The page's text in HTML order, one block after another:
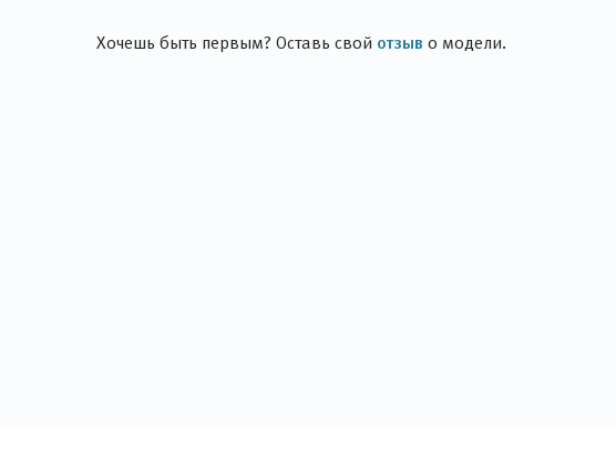
Хочешь быть первым? Оставь свой отзыв о модели.